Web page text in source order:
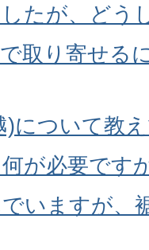
たが、どう
取り寄せる
)について教
が必要です
いますが、